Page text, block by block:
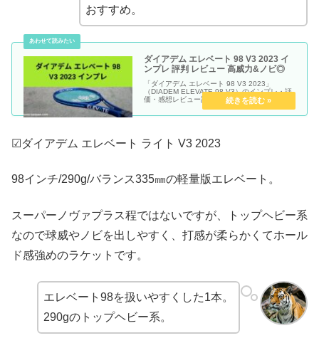
おすすめ。
ダイアデム エレベート 98 V3 2023 イ
ンプレ 評判 レビュー 高威力&ノビ◎
「ダイアデム エレベート 98 V3 2023」
（DIADEM ELEVATE 98 V3）のインプレ・評
価・感想レビュー記事です。
☑ダイアデム エレベート ライト V3 2023
98インチ/290g/バランス335㎜の軽量版エレベート。
スーパーノヴァプラス程ではないですが、トップヘビー系
なので球威やノビを出しやすく、打感が柔らかくてホール
ド感強めのラケットです。
エレベート98を扱いやすくした1本。
290gのトップヘビー系。